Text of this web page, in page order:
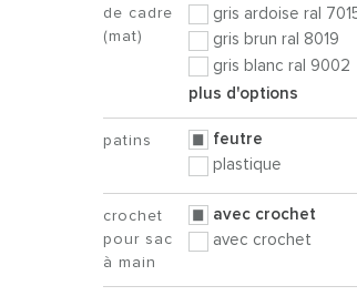
de cadre
(mat)
gris ardoise ral
gris brun ral 8019
gris blanc ral 9002
plus d'options
patins
feutre
plastique
crochet
pour sac
à main
avec crochet
avec crochet